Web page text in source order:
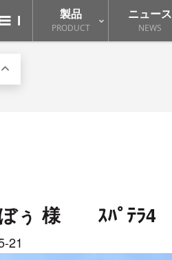
製品
PRODUCT
ニュース
NEWS
ぅ 様 ｽﾊﾟﾃﾗ4
21